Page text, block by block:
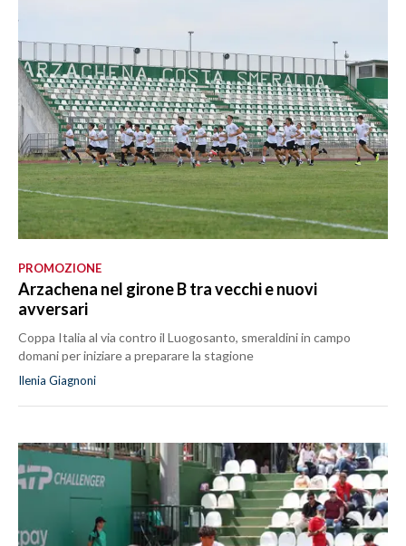
PROMOZIONE
Arzachena nel girone B tra vecchi e nuovi
avversari
Coppa Italia al via contro il Luogosanto, smeraldini in campo
domani per iniziare a preparare la stagione
Ilenia Giagnoni